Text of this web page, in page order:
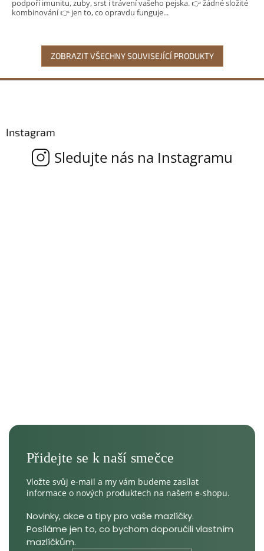
5
hvězdiček.
podpoří imunitu, zuby, srst i trávení vašeho pejska. 👉 žádné složité
kombinování 👉 jen to, co opravdu funguje...
ZOBRAZIT VŠECHNY SOUVISEJÍCÍ PRODUKTY
Instagram
Vložte svůj e-mail a my vám budeme zasílat
informace o nových produktech na našem e-shopu.